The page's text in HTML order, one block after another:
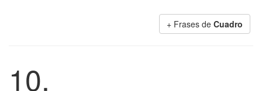
+ Frases de Cuadro
10.